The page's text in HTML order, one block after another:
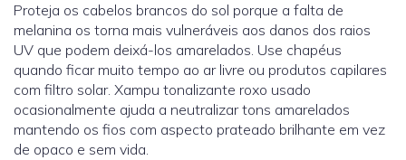
Proteja os cabelos brancos do sol porque a falta de
melanina os torna mais vulneráveis aos danos dos raios
UV que podem deixá-los amarelados. Use chapéus
quando ficar muito tempo ao ar livre ou produtos capilares
com filtro solar. Xampu tonalizante roxo usado
ocasionalmente ajuda a neutralizar tons amarelados
mantendo os fios com aspecto prateado brilhante em vez
de opaco e sem vida.